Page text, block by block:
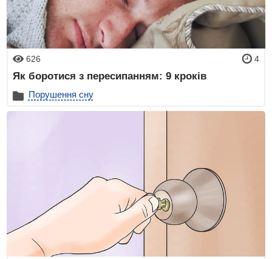
626 4
Як боротися з пересипанням: 9 кроків
Порушення сну